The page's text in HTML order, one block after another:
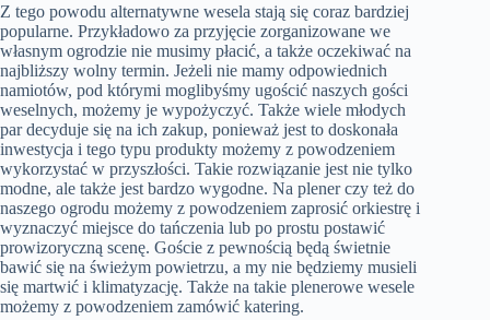
Z tego powodu alternatywne wesela stają się coraz bardziej
popularne. Przykładowo za przyjęcie zorganizowane we
własnym ogrodzie nie musimy płacić, a także oczekiwać na
najbliższy wolny termin. Jeżeli nie mamy odpowiednich
namiotów, pod którymi moglibyśmy ugościć naszych gości
weselnych, możemy je wypożyczyć. Także wiele młodych
par decyduje się na ich zakup, ponieważ jest to doskonała
inwestycja i tego typu produkty możemy z powodzeniem
wykorzystać w przyszłości. Takie rozwiązanie jest nie tylko
modne, ale także jest bardzo wygodne. Na plener czy też do
naszego ogrodu możemy z powodzeniem zaprosić orkiestrę i
wyznaczyć miejsce do tańczenia lub po prostu postawić
prowizoryczną scenę. Goście z pewnością będą świetnie
bawić się na świeżym powietrzu, a my nie będziemy musieli
się martwić i klimatyzację. Także na takie plenerowe wesele
możemy z powodzeniem zamówić katering.